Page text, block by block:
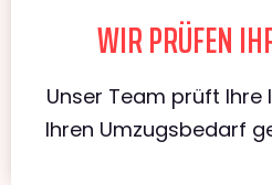
WIR PRÜFEN
Unser Team prüft
Ihren Umzugsbedarf